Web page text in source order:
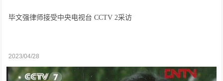
毕文强律师接受中央电视台 CCTV 2采访
2023/04/28